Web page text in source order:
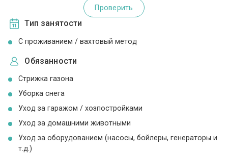
Проверить
Тип занятости
С проживанием / вахтовый метод
Обязанности
Стрижка газона
Уборка снега
Уход за гаражом / хозпостройками
Уход за домашними животными
Уход за оборудованием (насосы, бойлеры, генераторы и
т.д.)